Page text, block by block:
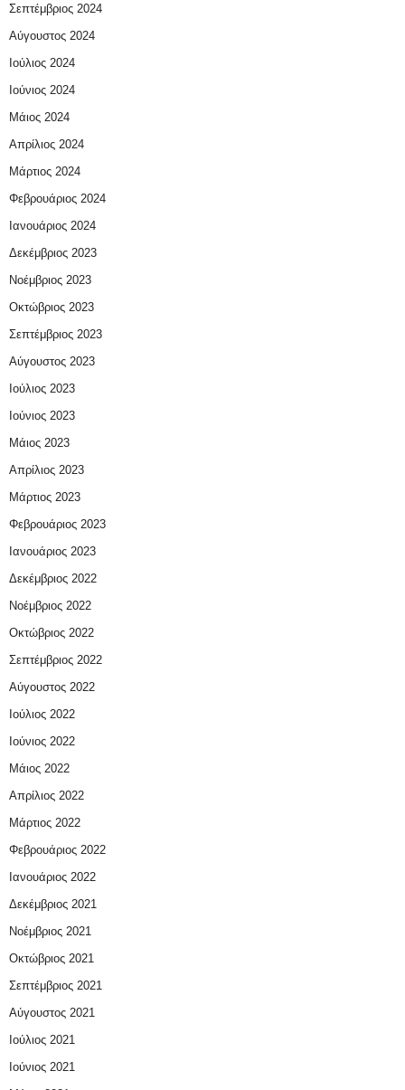
Σεπτέμβριος 2024
Αύγουστος 2024
Ιούλιος 2024
Ιούνιος 2024
Μάιος 2024
Απρίλιος 2024
Μάρτιος 2024
Φεβρουάριος 2024
Ιανουάριος 2024
Δεκέμβριος 2023
Νοέμβριος 2023
Οκτώβριος 2023
Σεπτέμβριος 2023
Αύγουστος 2023
Ιούλιος 2023
Ιούνιος 2023
Μάιος 2023
Απρίλιος 2023
Μάρτιος 2023
Φεβρουάριος 2023
Ιανουάριος 2023
Δεκέμβριος 2022
Νοέμβριος 2022
Οκτώβριος 2022
Σεπτέμβριος 2022
Αύγουστος 2022
Ιούλιος 2022
Ιούνιος 2022
Μάιος 2022
Απρίλιος 2022
Μάρτιος 2022
Φεβρουάριος 2022
Ιανουάριος 2022
Δεκέμβριος 2021
Νοέμβριος 2021
Οκτώβριος 2021
Σεπτέμβριος 2021
Αύγουστος 2021
Ιούλιος 2021
Ιούνιος 2021